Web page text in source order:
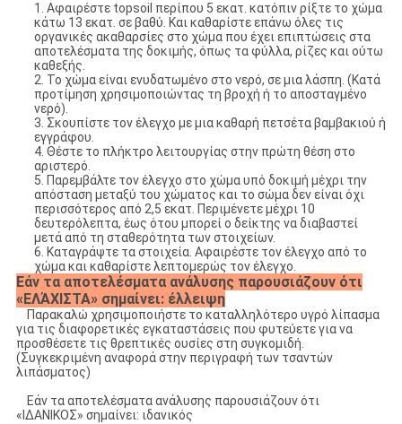
1. Αφαιρέστε topsoil περίπου 5 εκατ. κατόπιν ρίξτε το χώμα
κάτω 13 εκατ. σε βαθύ. Και καθαρίστε επάνω όλες τις
οργανικές ακαθαρσίες στο χώμα που έχει επιπτώσεις στα
αποτελέσματα της δοκιμής, όπως τα φύλλα, ρίζες και ούτω
καθεξής.
2. Το χώμα είναι ενυδατωμένο στο νερό, σε μια λάσπη. (Κατά
προτίμηση χρησιμοποιώντας τη βροχή ή το αποσταγμένο
νερό).
3. Σκουπίστε τον έλεγχο με μια καθαρή πετσέτα βαμβακιού ή
εγγράφου.
4. Θέστε το πλήκτρο λειτουργίας στην πρώτη θέση στο
αριστερό.
5. Παρεμβάλτε τον έλεγχο στο χώμα υπό δοκιμή μέχρι την
απόσταση μεταξύ του χώματος και το σώμα δεν είναι όχι
περισσότερος από 2,5 εκατ. Περιμένετε μέχρι 10
δευτερόλεπτα, έως ότου μπορεί ο δείκτης να διαβαστεί
μετά από τη σταθερότητα των στοιχείων.
6. Καταγράψτε τα στοιχεία. Αφαιρέστε τον έλεγχο από το
χώμα και καθαρίστε λεπτομερώς τον έλεγχο.
Εάν τα αποτελέσματα ανάλυσης παρουσιάζουν ότι
«ΕΛΆΧΙΣΤΑ» σημαίνει: έλλειψη
Παρακαλώ χρησιμοποιήστε το καταλληλότερο υγρό λίπασμα
για τις διαφορετικές εγκαταστάσεις που φυτεύετε για να
προσθέσετε τις θρεπτικές ουσίες στη συγκομιδή.
(Συγκεκριμένη αναφορά στην περιγραφή των τσαντών
λιπάσματος)
Εάν τα αποτελέσματα ανάλυσης παρουσιάζουν ότι
«ΙΔΑΝΙΚΟΣ» σημαίνει: ιδανικός